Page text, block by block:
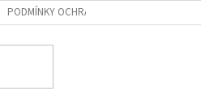
PODMÍNKY OCHRANY OSOBNÍCH ÚDAJŮ